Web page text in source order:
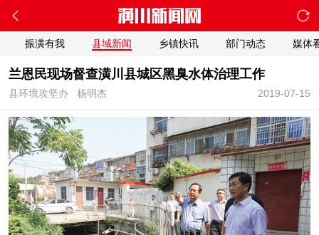
振潢有我 县域新闻 乡镇快讯 部门动态 媒体
兰恩民现场督查潢川县城区黑臭水体治理工作
2019-07-15
县环境攻坚办 杨明杰